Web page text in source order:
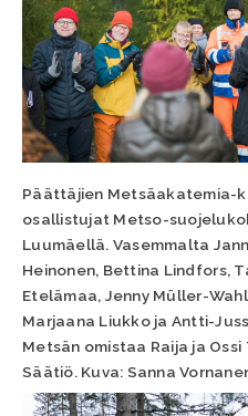
Päättäjien Metsäakatemia-
osallistujat Metso-
Luumäellä. Vasemmalta
Heinonen, Bettina Lindfors,
Etelämaa, Jenny Müller-
Marjaana Liukko ja Antti-
Metsän omistaa Raija ja Ossi
Säätiö. Kuva: Sanna